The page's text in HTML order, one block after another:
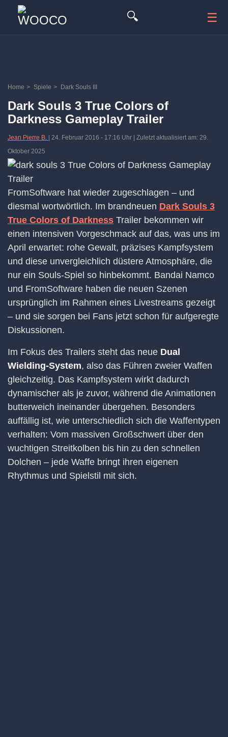
🔍 ☰
Home > Spiele > Dark Souls III
Dark Souls 3 True Colors of
Darkness Gameplay Trailer
Jean Pierre B. 24. Februar 2016 - 17:16 Uhr | Zuletzt aktualisiert am: 29.
Oktober 2025
FromSoftware hat wieder zugeschlagen – und
diesmal wortwörtlich. Im brandneuen Dark Souls 3
True Colors of Darkness Trailer bekommen wir
einen intensiven Vorgeschmack auf das, was uns im
April erwartet: rohe Gewalt, präzises Kampfsystem
und diese unvergleichlich düstere Atmosphäre, die
nur ein Souls-Spiel so hinbekommt. Bandai Namco
und FromSoftware haben die neuen Szenen
ursprünglich im Rahmen eines Livestreams gezeigt
– und sie sorgen bei Fans jetzt schon für aufgeregte
Diskussionen.
Im Fokus des Trailers steht das neue Dual
Wielding-System, also das Führen zweier Waffen
gleichzeitig. Das Kampfsystem wirkt dadurch
dynamischer als je zuvor, während die Animationen
butterweich ineinander übergehen. Besonders
auffällig ist, wie unterschiedlich sich die Waffentypen
verhalten: Vom massiven Großschwert über den
wuchtigen Streitkolben bis hin zu den schnellen
Dolchen – jede Waffe bringt ihren eigenen
Rhythmus und Spielstil mit sich.